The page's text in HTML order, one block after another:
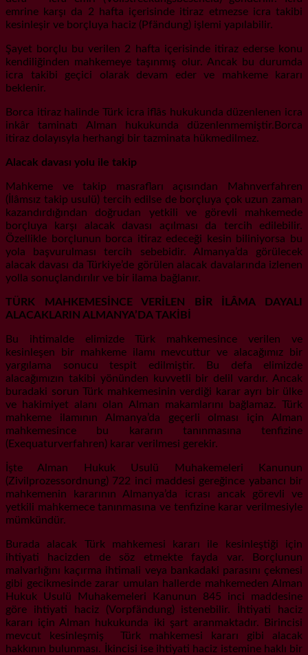
emrine karşı da 2 hafta içerisinde itiraz etmezse icra takibi
kesinleşir ve borçluya haciz (Pfändung) işlemi yapılabilir.
Şayet borçlu bu verilen 2 hafta içerisinde itiraz ederse konu
kendiliğinden mahkemeye taşınmış olur. Ancak bu durumda
icra takibi geçici olarak devam eder ve mahkeme kararı
beklenir.
Borca itiraz halinde Türk icra iflâs hukukunda düzenlenen icra
inkâr taminatı Alman hukukunda düzenlenmemiştir.Borca
itiraz dolayısyla herhangi bir tazminata hükmedilmez.
Alacak davası yolu ile takip
Mahkeme ve takip masrafları açısından Mahnverfahren
(İlâmsız takip usulü) tercih edilse de borçluya çok uzun zaman
kazandırdığından doğrudan yetkili ve görevli mahkemede
borçluya karşı alacak davası açılması da tercih edilebilir.
Özellikle borçlunun borca itiraz edeceği kesin biliniyorsa bu
yola başvurulması tercih sebebidir. Almanya’da görülecek
alacak davası da Türkiye’de görülen alacak davalarında izlenen
yolla sonuçlandırılır ve bir ilama bağlanır.
TÜRK MAHKEMESİNCE VERİLEN BİR İLÂMA DAYALI
ALACAKLARIN ALMANYA’DA TAKİBİ
Bu ihtimalde elimizde Türk mahkemesince verilen ve
kesinleşen bir mahkeme ilamı mevcuttur ve alacağımız bir
yargılama sonucu tespit edilmiştir. Bu defa elimizde
alacağımızın takibi yönünden kuvvetli bir delil vardır. Ancak
buradaki sorun Türk mahkemesinin verdiği karar ayrı bir ülke
ve hakimiyet alanı olan Alman makamlarını bağlamaz. Türk
mahkeme ilamının Almanya’da geçerli olması için Alman
mahkemesince bu kararın tanınmasına tenfizine
(Exequaturverfahren) karar verilmesi gerekir.
İşte Alman Hukuk Usulü Muhakemeleri Kanunun
(Zivilprozessordnung) 722 inci maddesi gereğince yabancı bir
mahkemenin kararının Almanya’da icrası ancak görevli ve
yetkili mahkemece tanınmasına ve tenfizine karar verilmesiyle
mümkündür.
Burada alacak Türk mahkemesi kararı ile kesinleştiği için
ihtiyati hacizden de söz etmekte fayda var. Borçlunun
malvarlığını kaçırma ihtimali veya bankadaki parasını çekmesi
gibi gecikmesinde zarar umulan hallerde mahkemeden Alman
Hukuk Usulü Muhakemeleri Kanunun 845 inci maddesine
göre ihtiyati haciz (Vorpfändung) istenebilir. İhtiyati haciz
kararı için Alman hukukunda iki şart aranmaktadır. Birincisi
mevcut kesinleşmiş Türk mahkemesi kararı gibi alacak
hakkının bulunması. İkincisi ise ihtiyati haciz istemine haklı bir